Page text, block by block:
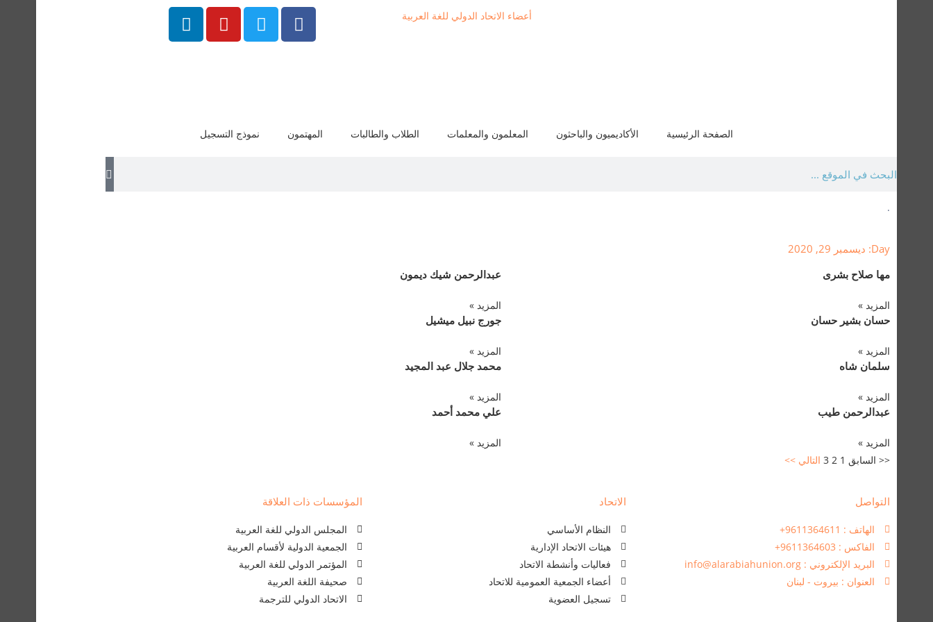
أعضاء الاتحاد الدولي للغة العربية
الصفحة الرئيسية الأكاديميون والباحثون المعلمون والمعلمات الطلاب والطالبات المهتمون نموذج التسجيل
.
Day: ديسمبر 29, 2020
مها صلاح بشرى
المزيد »
عبدالرحمن شيك ديمون
المزيد »
حسان بشير حسان
المزيد »
جورج نبيل ميشيل
المزيد »
سلمان شاه
المزيد »
محمد جلال عبد المجيد
المزيد »
عبدالرحمن طيب
المزيد »
علي محمد أحمد
المزيد »
<< السابق 1
2
3 التالي >>
التواصل
الهاتف : 9611364611+
الفاكس : 9611364603+
البريد الإلكتروني : info@alarabiahunion.org
العنوان : بيروت - لبنان
الاتحاد
النظام الأساسي
هيئات الاتحاد الإدارية
فعاليات وأنشطة الاتحاد
أعضاء الجمعية العمومية للاتحاد
تسجيل العضوية
المؤسسات ذات العلاقة
المجلس الدولي للغة العربية
الجمعية الدولية لأقسام العربية
المؤتمر الدولي للغة العربية
صحيفة اللغة العربية
الاتحاد الدولي للترجمة